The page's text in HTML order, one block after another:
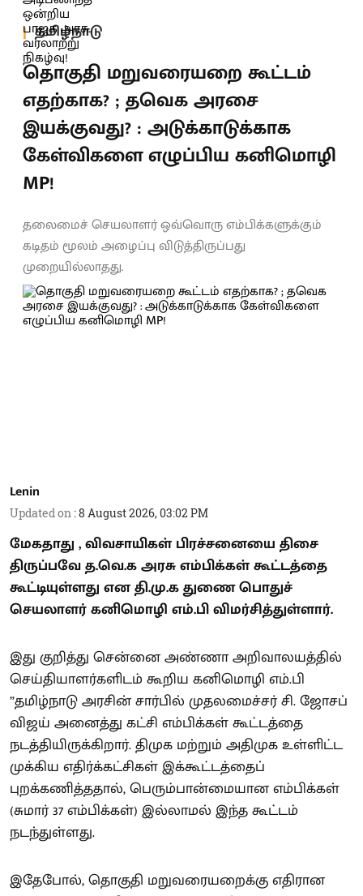
தமிழ்நாடு
தொகுதி மறுவரையறை கூட்டம்
எதற்காக? ; தவெக அரசை
இயக்குவது? : அடுக்காடுக்காக
கேள்விகளை எழுப்பிய கனிமொழி
MP!
தலைமைச் செயலாளர் ஒவ்வொரு எம்பிக்களுக்கும்
கடிதம் மூலம் அழைப்பு விடுத்திருப்பது
முறையில்லாதது.
Lenin
Updated on :8 August 2026, 03:02 PM
மேகதாது , விவசாயிகள் பிரச்சனையை திசை
திருப்பவே த.வெ.க அரசு எம்பிக்கள் கூட்டத்தை
கூட்டியுள்ளது என தி.மு.க துணை பொதுச்
செயலாளர் கனிமொழி எம்.பி விமர்சித்துள்ளார்.
இது குறித்து சென்னை அண்ணா அறிவாலயத்தில்
செய்தியாளர்களிடம் கூறிய கனிமொழி எம்.பி
”தமிழ்நாடு அரசின் சார்பில் முதலமைச்சர் சி. ஜோசப்
விஜய் அனைத்து கட்சி எம்பிக்கள் கூட்டத்தை
நடத்தியிருக்கிறார். திமுக மற்றும் அதிமுக உள்ளிட்ட
முக்கிய எதிர்க்கட்சிகள் இக்கூட்டத்தைப்
புறக்கணித்ததால், பெரும்பான்மையான எம்பிக்கள்
(சுமார் 37 எம்பிக்கள்) இல்லாமல் இந்த கூட்டம்
நடந்துள்ளது.
இதேபோல், தொகுதி மறுவரையறைக்கு எதிரான